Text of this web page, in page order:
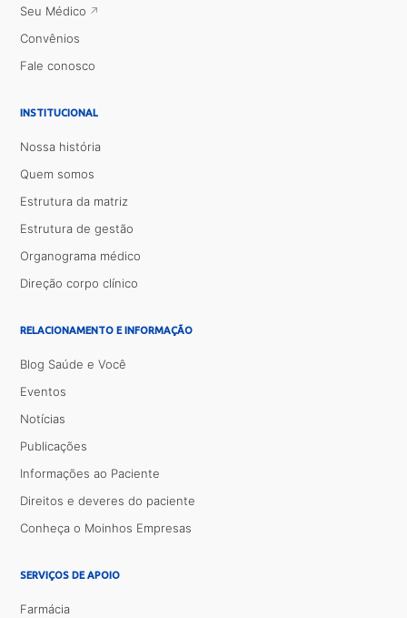
Seu Médico
Convênios
Fale conosco
INSTITUCIONAL
Nossa história
Quem somos
Estrutura da matriz
Estrutura de gestão
Organograma médico
Direção corpo clínico
RELACIONAMENTO E INFORMAÇÃO
Blog Saúde e Você
Eventos
Notícias
Publicações
Informações ao Paciente
Direitos e deveres do paciente
Conheça o Moinhos Empresas
SERVIÇOS DE APOIO
Farmácia